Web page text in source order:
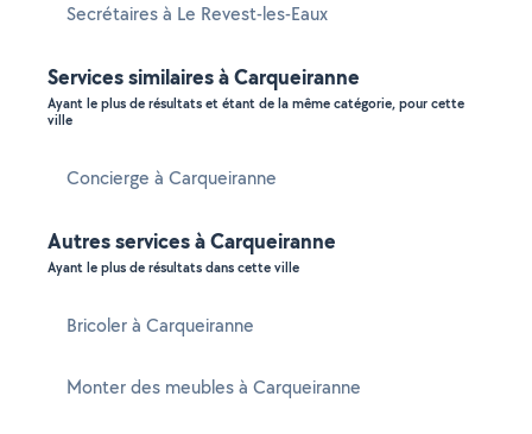
Secrétaires à Le Revest-les-Eaux
Services similaires à Carqueiranne
Ayant le plus de résultats et étant de la même catégorie, pour cette
ville
Concierge à Carqueiranne
Autres services à Carqueiranne
Ayant le plus de résultats dans cette ville
Bricoler à Carqueiranne
Monter des meubles à Carqueiranne